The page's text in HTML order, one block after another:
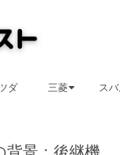
ダ 三菱 ス